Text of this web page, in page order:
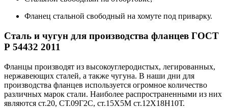
Фланец стальной свободный на хомуте под приварку.
Сталь и чугун для производства фланцев ГОСТ
Р 54432 2011
Фланцы производят из высокоуглеродистых, легированных,
нержавеющих сталей, а также чугуна. В наши дни для
производства фланцев используется огромное количество
различных марок стали. Наиболее распространенными из них
являются ст.20, СТ.09Г2С, ст.15Х5М ст.12Х18Н10Т.